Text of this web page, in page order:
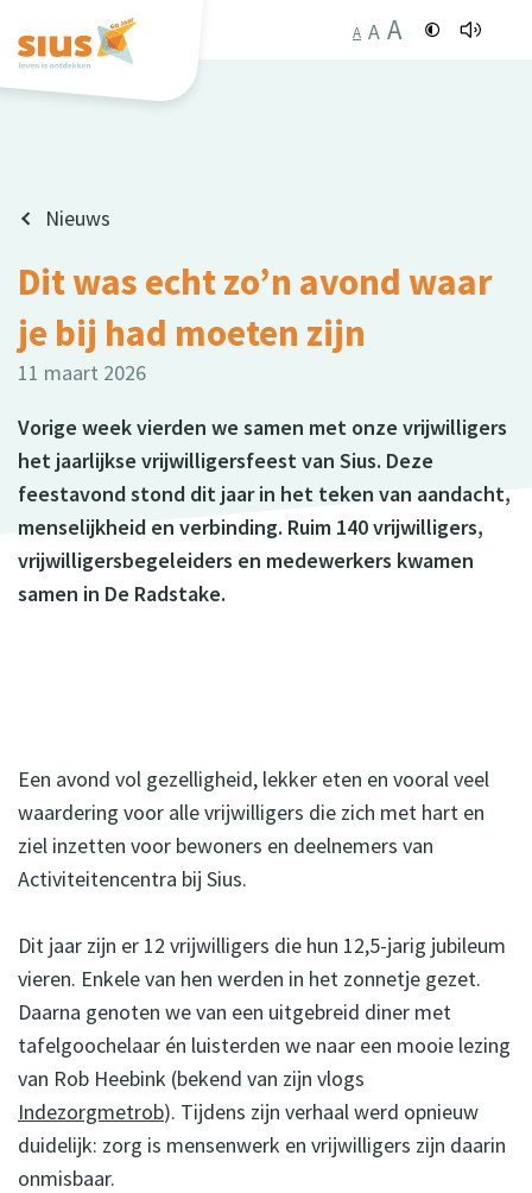
A A A
Nieuws
Dit was echt zo’n avond waar
je bij had moeten zijn
11 maart 2026
Vorige week vierden we samen met onze vrijwilligers
het jaarlijkse vrijwilligersfeest van Sius. Deze
feestavond stond dit jaar in het teken van aandacht,
menselijkheid en verbinding. Ruim 140 vrijwilligers,
vrijwilligersbegeleiders en medewerkers kwamen
samen in De Radstake.
Een avond vol gezelligheid, lekker eten en vooral veel
waardering voor alle vrijwilligers die zich met hart en
ziel inzetten voor bewoners en deelnemers van
Activiteitencentra bij Sius.
Dit jaar zijn er 12 vrijwilligers die hun 12,5-jarig jubileum
vieren. Enkele van hen werden in het zonnetje gezet.
Daarna genoten we van een uitgebreid diner met
tafelgoochelaar én luisterden we naar een mooie lezing
van Rob Heebink (bekend van zijn vlogs
Indezorgmetrob). Tijdens zijn verhaal werd opnieuw
duidelijk: zorg is mensenwerk en vrijwilligers zijn daarin
onmisbaar.